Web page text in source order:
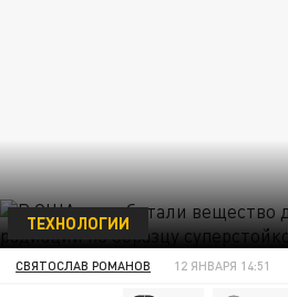
ТЕХНОЛОГИИ
СВЯТОСЛАВ РОМАНОВ 12 ЯНВАРЯ 14:51